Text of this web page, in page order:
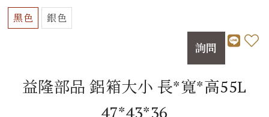
黑色 銀色
詢問
益隆部品 鋁箱大小 長*寬*高55L
47*43*36